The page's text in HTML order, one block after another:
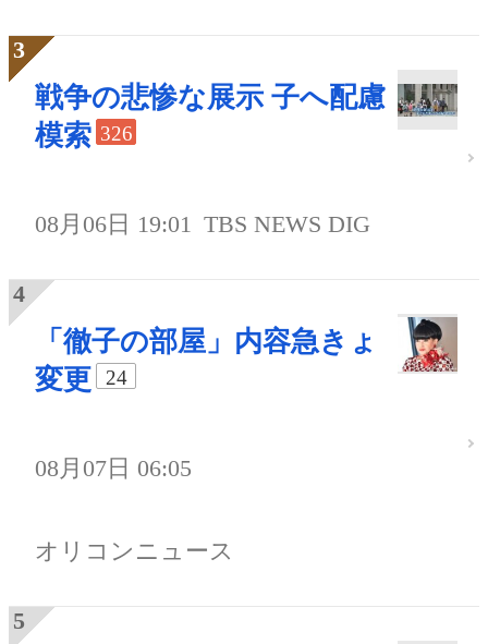
戦争の悲惨な展示 子へ配慮
模索 326
08月06日 19:01 TBS NEWS DIG
「徹子の部屋」内容急きょ
変更
24
08月07日 06:05
オリコンニュース